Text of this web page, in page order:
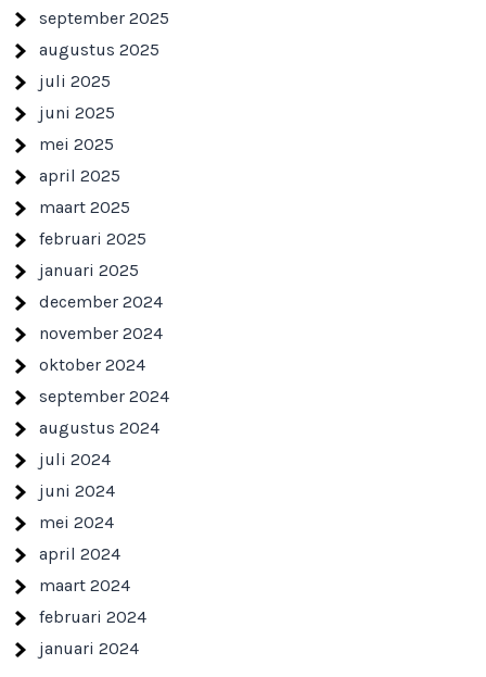
september 2025
augustus 2025
juli 2025
juni 2025
mei 2025
april 2025
maart 2025
februari 2025
januari 2025
december 2024
november 2024
oktober 2024
september 2024
augustus 2024
juli 2024
juni 2024
mei 2024
april 2024
maart 2024
februari 2024
januari 2024